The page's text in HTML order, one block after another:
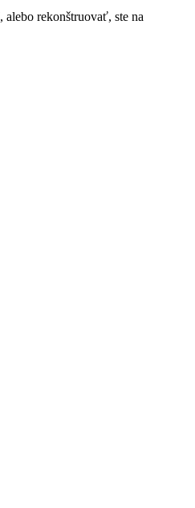
rekonštruovať, ste na